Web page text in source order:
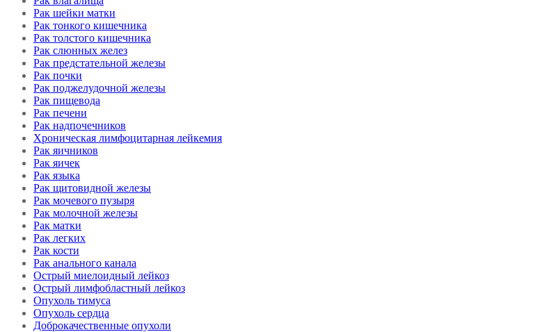
Рак шейки матки
Рак тонкого кишечника
Рак толстого кишечника
Рак слюнных желез
Рак предстательной железы
Рак почки
Рак поджелудочной железы
Рак пищевода
Рак печени
Рак надпочечников
Хроническая лимфоцитарная лейкемия
Рак яичников
Рак яичек
Рак языка
Рак щитовидной железы
Рак мочевого пузыря
Рак молочной железы
Рак матки
Рак легких
Рак кости
Рак анального канала
Острый миелоидный лейкоз
Острый лимфобластный лейкоз
Опухоль тимуса
Опухоль сердца
Доброкачественные опухоли